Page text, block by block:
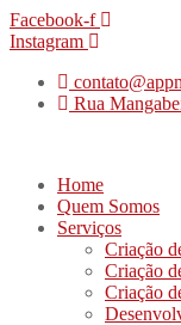
Facebook-f
Instagram
Rua
Home
Quem Somos
Serviços
Criação
Criação
Criação